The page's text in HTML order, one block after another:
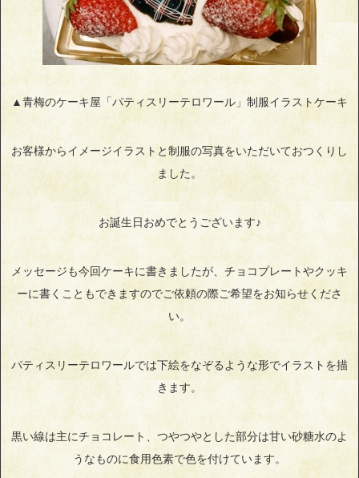
▲青梅のケーキ屋「パティスリーテロワール」制服イラストケーキ
お客様からイメージイラストと制服の写真をいただいておつくりし
ました。
お誕生日おめでとうございます♪
メッセージも今回ケーキに書きましたが、チョコプレートやクッキ
ーに書くこともできますのでご依頼の際ご希望をお知らせくださ
い。
パティスリーテロワールでは下絵をなぞるような形でイラストを描
きます。
黒い線は主にチョコレート、つやつやとした部分は甘い砂糖水のよ
うなものに食用色素で色を付けています。